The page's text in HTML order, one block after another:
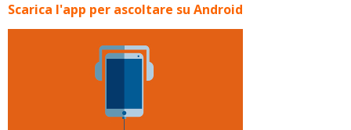
Scarica l'app per ascoltare su Android